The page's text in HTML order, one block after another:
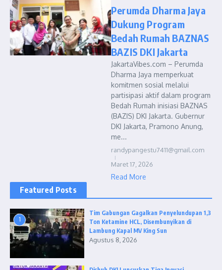
Perumda Dharma Jaya
Dukung Program
Bedah Rumah BAZNAS
BAZIS DKI Jakarta
JakartaVibes.com – Perumda
Dharma Jaya memperkuat
komitmen sosial melalui
partisipasi aktif dalam program
Bedah Rumah inisiasi BAZNAS
(BAZIS) DKI Jakarta. Gubernur
DKI Jakarta, Pramono Anung,
me...
randypangestu7411@gmail.com
Maret 17, 2026
Read More
Featured Posts
1
Tim Gabungan Gagalkan Penyelundupan 1,3
Ton Ketamine HCL, Disembunyikan di
Lambung Kapal MV King Sun
Agustus 8, 2026